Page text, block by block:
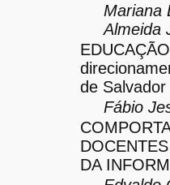
Mariana
Almeida
de Salvador
Fábio
DA